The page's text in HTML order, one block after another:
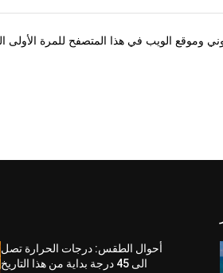
أحوال الطقس: درجات الحرارة تصل
الى 45 درجة بداية من هذا التاريخ